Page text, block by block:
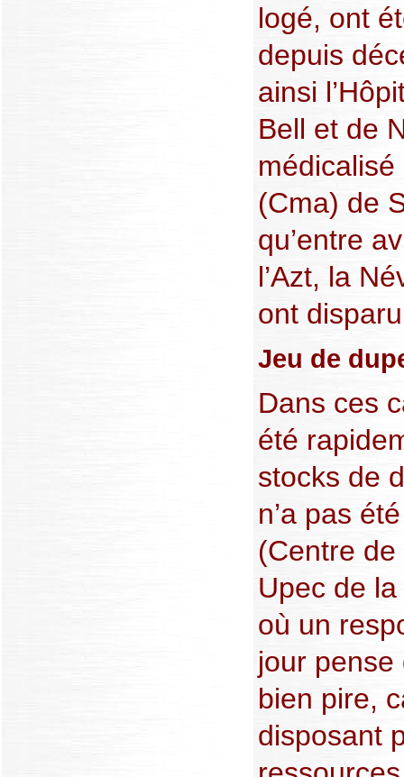
logé, ont
depuis
ainsi
Bell et de
médicalisé
(Cma) de
qu’entre
l’Azt, la
ont
Jeu de
Dans ces
été
stocks de
n’a pas
(Centre
Upec de
où un
jour
bien pire,
disposant